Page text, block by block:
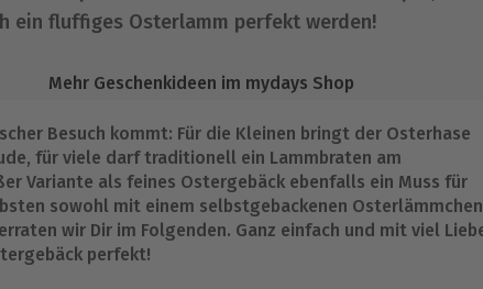
ein fluffiges Osterlamm perfekt werden!
Mehr Geschenkideen im mydays Shop
Besuch kommt: Für die Kleinen bringt der Osterhase
für viele darf traditionell ein Lammbraten am
Variante als feines Ostergebäck ebenfalls ein Muss für
sowohl mit einem selbstgebackenen Osterlämmchen
wir Dir im Folgenden. Ganz einfach und mit viel
perfekt!